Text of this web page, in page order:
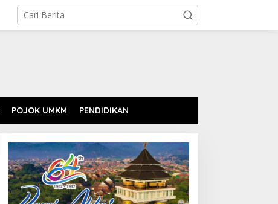
POJOK UMKM PENDIDIKAN